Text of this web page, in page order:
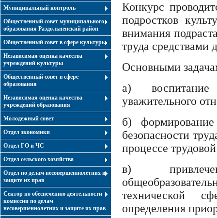
Муниципальный контроль
Общественный совет муниципального
образования Раздольненский район
Общественный совет в сфере культуры
Независимая оценка качества
учреждений культуры
Общественный совет в сфере
образования
Независимая оценка качества
учреждений образования
Молодежный совет
Отдел экономики
Отдел ГО и ЧС
Отдел сельского хозяйства
Отдел по делам несовершеннолетних и
защите их прав
Сектор по обеспечению деятельности
комиссии по делам
несовершеннолетних и защите их прав
Конкурс
подростков
внимания
труда средствами
Основными
а)
уважительного
б)
безопасности
процессе
в)
технической
определения